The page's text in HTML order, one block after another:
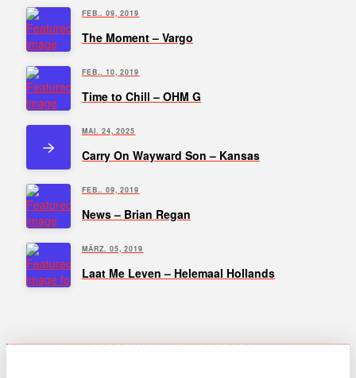
FEB.. 09, 2019
The Moment – Vargo
FEB.. 10, 2019
Time to Chill – OHM G
MAI. 24, 2025
Carry On Wayward Son – Kansas
FEB.. 09, 2019
News – Brian Regan
MÄRZ. 05, 2019
Laat Me Leven – Helemaal Hollands